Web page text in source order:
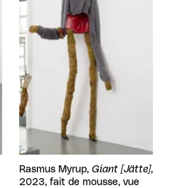
Rasmus Myrup, Giant [Jätte],
2023, fait de mousse, vue